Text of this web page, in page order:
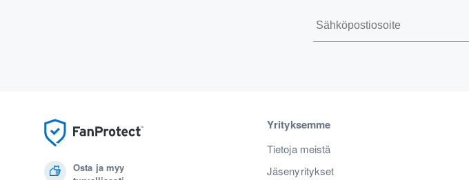
Osta ja myy
Yrityksemme
Tietoja meistä
Jäsenyritykset